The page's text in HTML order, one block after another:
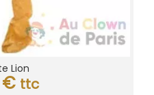
Lion
€ ttc